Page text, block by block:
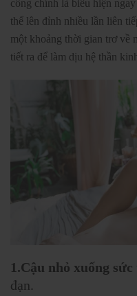
công chính là biểu hiện
thể lên đỉnh nhiều lần liên
một khoảng thời gian trơ về
tiết ra để làm dịu hệ thần
1.Cậu nhỏ xuống
đạn.